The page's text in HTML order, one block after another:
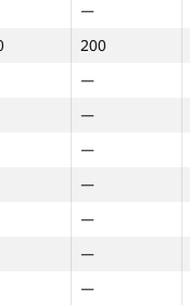
—
—
—
—
—
—
—
—
—
—
—
—
—
—
—
—
—
—
—
—
200
—
—
—
—
—
—
—
—
—
200
—
—
—
—
—
—
—